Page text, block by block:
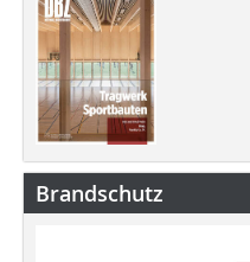
Brandschutz